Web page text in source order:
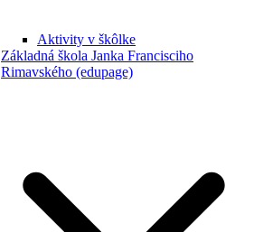
Aktivity v škôlke
Základná škola Janka Francisciho
Rimavského (edupage)